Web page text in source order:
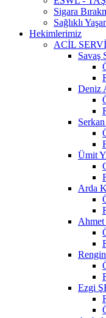
Sigara
Sağlıklı
Hekimlerimiz
ACİL
Savaş
Deniz
Ümit
Arda
Ezgi